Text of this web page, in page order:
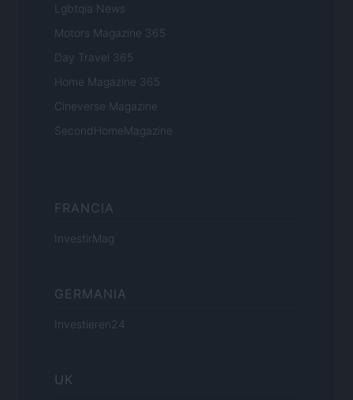
Lgbtqia News
Motors Magazine 365
Day Travel 365
Home Magazine 365
Cineverse Magazine
SecondHomeMagazine
FRANCIA
InvestirMag
GERMANIA
Investieren24
UK